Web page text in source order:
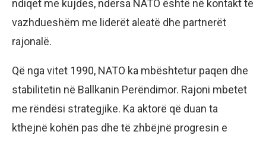
ndiqet me kujdes, ndërsa NATO është në kontakt të
vazhdueshëm me liderët aleatë dhe partnerët
rajonalë.
Që nga vitet 1990, NATO ka mbështetur paqen dhe
stabilitetin në Ballkanin Perëndimor. Rajoni mbetet
me rëndësi strategjike. Ka aktorë që duan ta
kthejnë kohën pas dhe të zhbëjnë progresin e